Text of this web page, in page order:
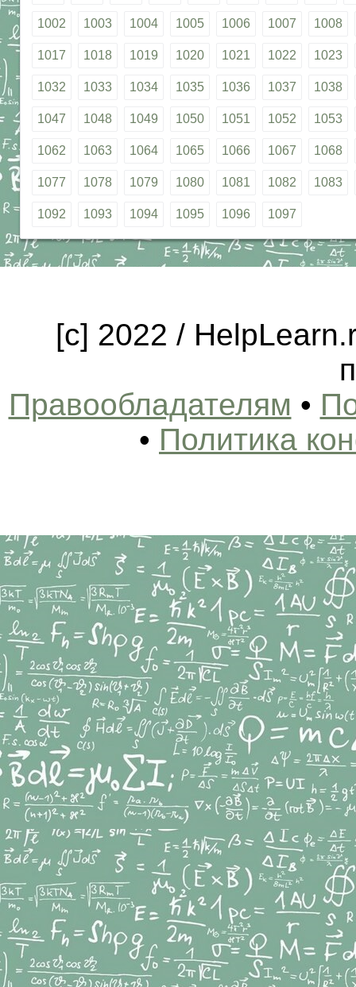
1002 1003 1004 1005 1006 1007 1008
1017 1018 1019 1020 1021 1022 1023
1032 1033 1034 1035 1036 1037 1038
1047 1048 1049 1050 1051 1052 1053
1062 1063 1064 1065 1066 1067 1068
1077 1078 1079 1080 1081 1082 1083
1092 1093 1094 1095 1096 1097
[c] 2022 /
Правообладателям •
• Политика